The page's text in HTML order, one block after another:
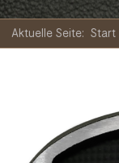
Aktuelle Seite: Start